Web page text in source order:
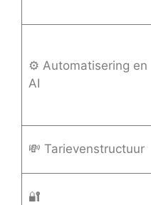
⚙️ Automatisering en
AI
💸 Tarievenstructuur
🔐